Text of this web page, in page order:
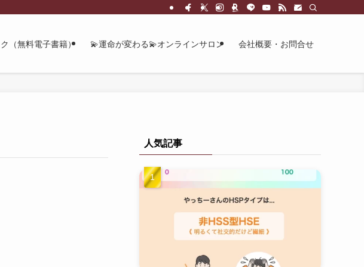
site
（無料電子書籍） 💫運命が変わる💫オンラインサロン 会社概要・お問合せ
人気記事